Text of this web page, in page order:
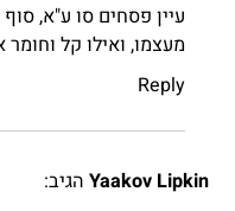
עיין פסחים סו ע"א,
מעצמו, ואילו קל
Reply
Yaakov Lipkin הגיב: